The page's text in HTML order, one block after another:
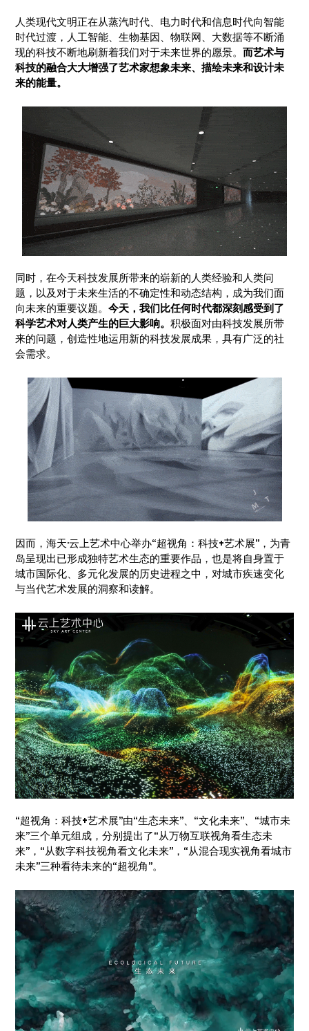
人类现代文明正在从蒸汽时代、电力时代和信息时代向智能
时代过渡，人工智能、生物基因、物联网、大数据等不断涌
现的科技不断地刷新着我们对于未来世界的愿景。而艺术与
科技的融合大大增强了艺术家想象未来、描绘未来和设计未
来的能量。
同时，在今天科技发展所带来的崭新的人类经验和人类问
题，以及对于未来生活的不确定性和动态结构，成为我们面
向未来的重要议题。今天，我们比任何时代都深刻感受到了
科学艺术对人类产生的巨大影响。积极面对由科技发展所带
来的问题，创造性地运用新的科技发展成果，具有广泛的社
会需求。
因而，海天·云上艺术中心举办“超视角：科技+艺术展”，为青
岛呈现出已形成独特艺术生态的重要作品，也是将自身置于
城市国际化、多元化发展的历史进程之中，对城市疾速变化
与当代艺术发展的洞察和读解。
“超视角：科技+艺术展”由“生态未来”、“文化未来”、“城市未
来”三个单元组成，分别提出了“从万物互联视角看生态未
来”，“从数字科技视角看文化未来”，“从混合现实视角看城市
未来”三种看待未来的“超视角”。